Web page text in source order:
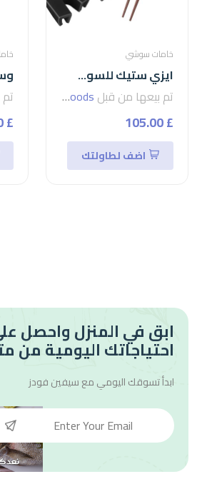
خامات سوشي
ايزي ستيك للسوشي-easy stick
تم بيعها من قبل seven foods
£ 105.00
اضف لطاولتك
£ 450.00
ابق في المنزل واحصل
احتياجاتك اليومية من
ابدأ تسوقك اليومي معسيفين فودز